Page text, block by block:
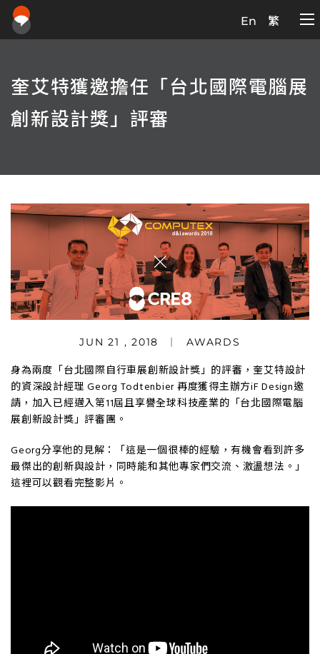
En 繁
奎艾特獲邀擔任「台北國際電腦展
創新設計獎」評審
JUN 21 , 2018 AWARDS
身為兩度「台北國際自行車展創新設計獎」的評審，奎艾特設計
的資深設計經理 Georg Todtenbier 再度獲得主辦方iF Design邀
請，加入已經邁入第11屆且享譽全球科技產業的「台北國際電腦
展創新設計獎」評審團。
Georg分享他的見解：「這是一個很棒的經驗，有機會看到許多
最傑出的創新與設計，同時能和其他專家們交流、激盪想法。」
這裡可以觀看完整影片。